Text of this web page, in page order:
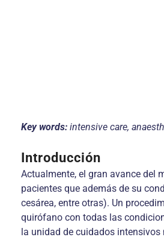
Key words: intensive care,
Introducción
Actualmente, el gran avance del
pacientes que además de su
cesárea, entre otras). Un
quirófano con todas las
la unidad de cuidados